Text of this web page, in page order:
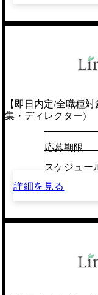
【即日内定/全職種
集・ディレクター)
応募期限
スケジュー
詳細を見る